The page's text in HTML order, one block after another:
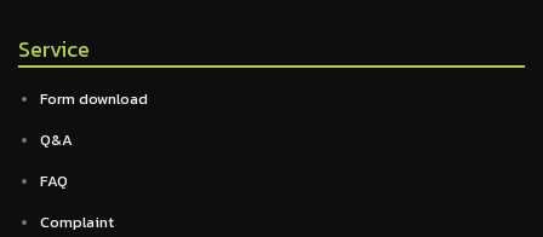
Service
Form download
Q&A
FAQ
Complaint